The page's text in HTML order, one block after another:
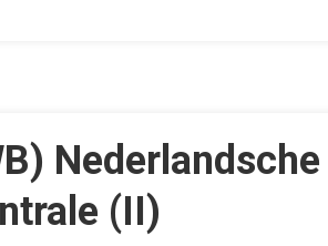
Nederlandsche
(II)